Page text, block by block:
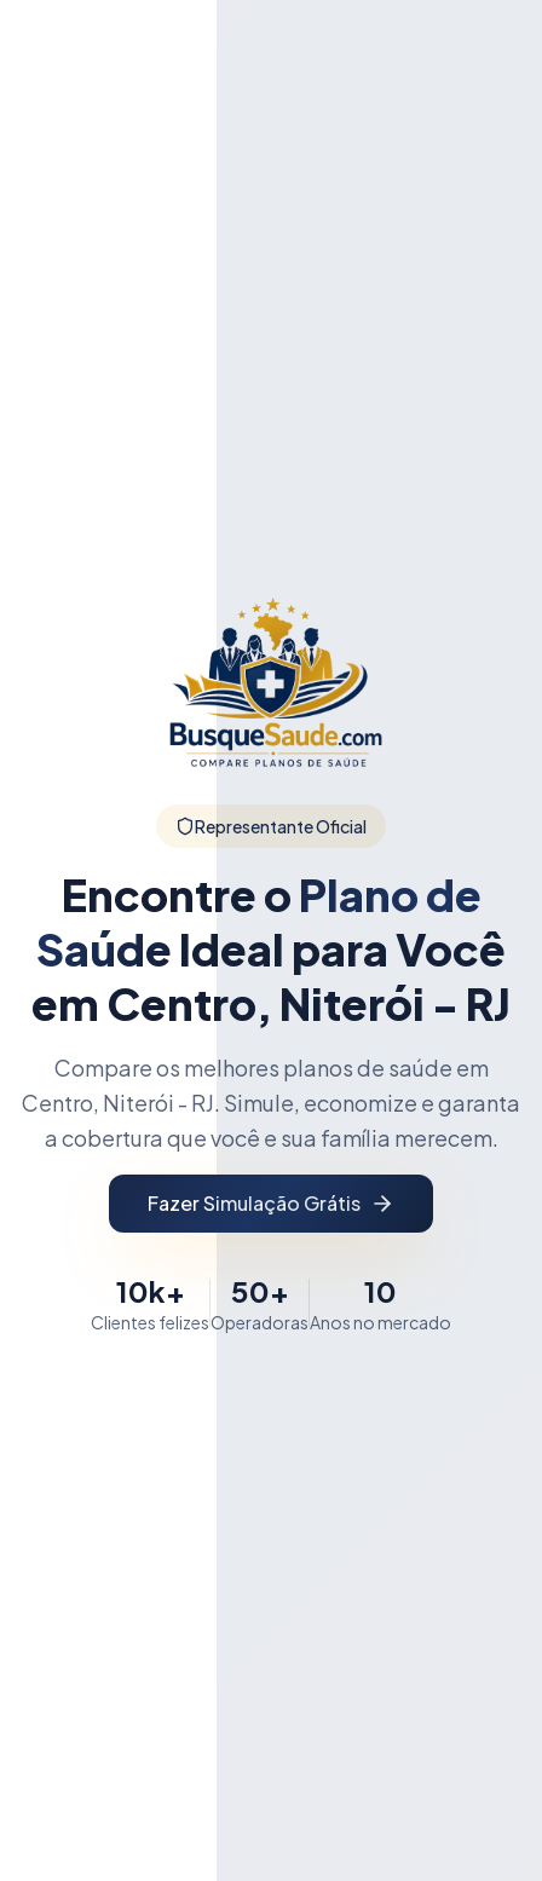
Representante Oficial
Encontre o Plano de
Saúde Ideal para Você
em Centro, Niterói - RJ
Compare os melhores planos de saúde em
Centro, Niterói - RJ. Simule, economize e garanta
a cobertura que você e sua família merecem.
Fazer Simulação Grátis
10k+
Clientes felizes
50+
Operadoras
10
Anos no mercado